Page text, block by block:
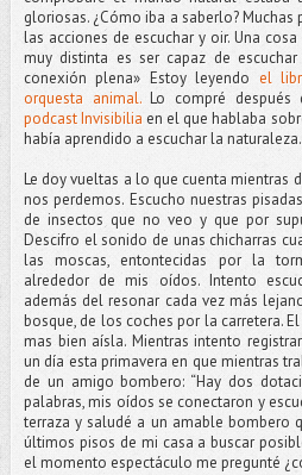
gloriosas. ¿Cómo iba a saberlo?
las acciones de escuchar y oir. Una
muy distinta es ser capaz de
conexión plena» Estoy leyendo el
orquesta animal.Lo compré después
podcast Invisibilia en el que hablaba
había aprendido a escuchar la naturaleza.
Le doy vueltas a lo que cuenta mientras
nos perdemos. Escucho nuestras
de insectos que no veo y que por
Descifro el sonido de unas chicharras
las moscas, entontecidas por la
alrededor de mis oídos. Intento
además del resonar cada vez más
bosque, de los coches por la carretera.
mas bien aísla. Mientras intento
un día esta primavera en que mientras
de un amigo bombero: “Hay dos
palabras, mis oídos se conectaron y
terraza y saludé a un amable bombero
últimos pisos de mi casa a buscar
el momento espectáculo me pregunté